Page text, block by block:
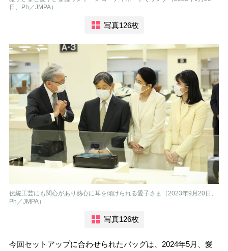
日、Ph／JMPA）
写真126枚
伝統工芸にも関心があり熱心に耳を傾けられる愛子さま（2023年9月20日、
Ph／JMPA）
写真126枚
今回セットアップに合わせられたバッグは、2024年5月、愛